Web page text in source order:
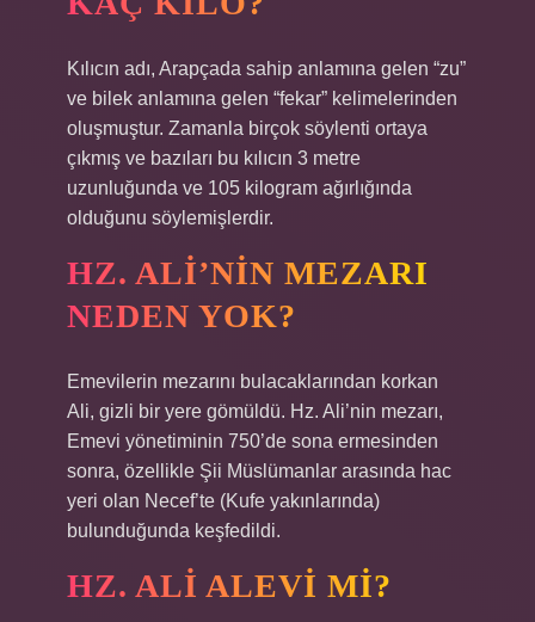
Kılıcın adı, Arapçada sahip anlamına gelen “zu”
ve bilek anlamına gelen “fekar” kelimelerinden
oluşmuştur. Zamanla birçok söylenti ortaya
çıkmış ve bazıları bu kılıcın 3 metre
uzunluğunda ve 105 kilogram ağırlığında
olduğunu söylemişlerdir.
HZ. ALI’NIN MEZARI
NEDEN YOK?
Emevilerin mezarını bulacaklarından korkan
Ali, gizli bir yere gömüldü. Hz. Ali’nin mezarı,
Emevi yönetiminin 750’de sona ermesinden
sonra, özellikle Şii Müslümanlar arasında hac
yeri olan Necef’te (Kufe yakınlarında)
bulunduğunda keşfedildi.
HZ. ALI ALEVI MI?